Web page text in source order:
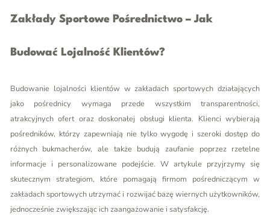
Zakłady Sportowe Pośrednictwo – Jak
Budować Lojalność Klientów?
Budowanie lojalności klientów w zakładach sportowych działających
jako pośrednicy wymaga przede wszystkim transparentności,
atrakcyjnych ofert oraz doskonałej obsługi klienta. Klienci wybierają
pośredników, którzy zapewniają nie tylko wygodę i szeroki dostęp do
różnych bukmacherów, ale także budują zaufanie poprzez rzetelne
informacje i personalizowane podejście. W artykule przyjrzymy się
skutecznym strategiom, które pomagają firmom pośredniczącym w
zakładach sportowych utrzymać i rozwijać bazę wiernych użytkowników,
jednocześnie zwiększając ich zaangażowanie i satysfakcję.